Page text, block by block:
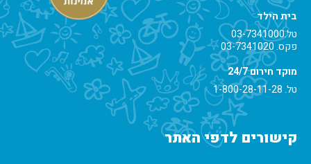
בית הילד
טל.03-7341000
פקס. 03-7341020
מוקד חירום 24/7
טל.1-800-28-11-28
קישורים לדפי האתר